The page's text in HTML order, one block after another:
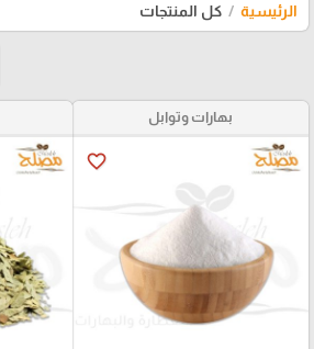
الرئيسية كل المنتجات
بهارات وتوابل
favorite_border